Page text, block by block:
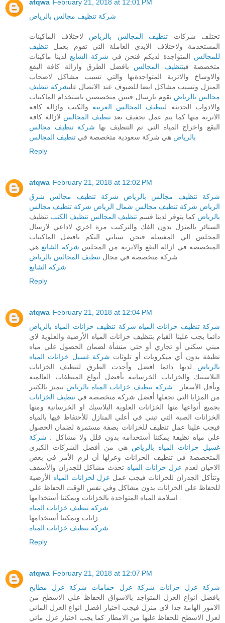
atqwa February 21, 2018 at 12:01 PM
شركة تنظيف مجالس بالرياض
تختلف شركات تنظيف المجالس بالرياض لاختلاف الماكينات
المستخدمة ولاختلاف الايدي العاملة التي تقوم بعمل تنظيف
للمجالس المتواجدة لديكم فنحن في شركة الشايع لدينا ماكينات
متخصصة فيتنظيف المجالس بافضل الطرق وازالة كافة البقع
والاوساخ والاتربة المتواجدةبها والتي تسبب مشاكل لاصحاب
المنزل وتسبب مشاكل ايضا للضيوف عند الاتصال عليشركة تنظيف
مجالس بالرياض نقوم بارسال فنيين متخصصين باستخدام الماكينات
والادوات الحديثة لتنظيف المجالس العربية والكنب وازالة كافة
الاتربة منها كما يتم عمل تجفيف بعدتنظيف المجالس لازالة كافة
البقع واخراج المياه التي تم التنظيف بها شركة تنظيف مجالس
بالرياض هي شركة سعودية متخصصة في تنظيف المجالس
Reply
atqwa February 21, 2018 at 12:02 PM
شركة تنظيف مجالس بالرياض
شركة تنظيف مجالس شرق
الرياض شركة تنظيف مجالس شمال الرياض شركة تنظيف مجالس
بالرياض كما يتوفر لدينا قسم تنظيف المجالس تنظيف الكنب تنظيف
الستائر بالمنزل بدون الفك والتركيب مرة اخري لاداعي لارسال
المجلس الي المغسلة فنحن سناتي اليكم بافضل الماكينات
المتخصصة في ازالة البقع والاتربة من المجلس شركة الشايعهي
شركة متخصصة في مجال تنظيف المجالس بالرياض
شركة الشايع
Reply
atqwa February 21, 2018 at 12:04 PM
شركة تنظيف خزانات المياه شركة تنظيف خزانات المياه بالرياض
دائما يجب علينا القيام بتنظيف خزانات المياه الأرضية والعلوية لاي
مبني سكني أو تجاري أو حتي منشأة لضمان الحصول علي مياه
نظيفة بدون أي ميكروبات أو تلوثات شركة غسيل خزانات المياه
بالرياض لديها دائما افضل وأحدث الطرق لتنظيف الخزانات
البلاستيك والخزانات الخرسانية بأفضل أنواع المنظفات العالمية
وبأقل الأسعار . شركة تنظيف خزانات المياه بالرياض تتميز بالكثير
من المزايا التي تجعلها أفضل شركة متخصصة في تنظيف الخزانات
بجميع أنواعها منها الخزانات العلوية البلاسيك او الخرسانية ومنها
الخزانات الصبة التي تبني في أعلي المنازل للأحتفاظ فيها بالمياه
فيجب علينا عمل تنظيف للخزانات بصفة مستمرة لضمان الحصول
علي مياه نظيفة يمكننا أستخدامه بدون قلل ولا مشاكل . شركة
غسيل خزانات المياه بالرياض هي من أفضل الشركات الكبري
المتخصصة في تنظيف الخزانات وعزلها أن لزم الأمر في بعض
الاحيان لعدم عزل خزانات المياه تحدث مشاكل للجدران والأسقف
وتتأكل الجدران للخزانات فيجب عمل عزل لخزانات المياه الأرضية
للحفاظ علي الخزانات بدون مشاكل وفي نفس الوقت الحفاظ علي
اسلامة المياه المتواجدة بالخزانات ويمكننا أستخدامها .
زانات ويمكننا أستخدامها
Reply
atqwa February 21, 2018 at 12:07 PM
شركة عزل خزانات
شركة عزل حمامات
شركة عزل مطابخ
بافضل انواع العزل المتواجد بالاسواق الحفاظ علي الاسطح من
الامور الهامة جدا لاي منزل فيجب اختيار افضل انواع العزل المائي
لعزل الاسطح للحفاظ عليها من الامطار كما يجب اختيار عزل مائي